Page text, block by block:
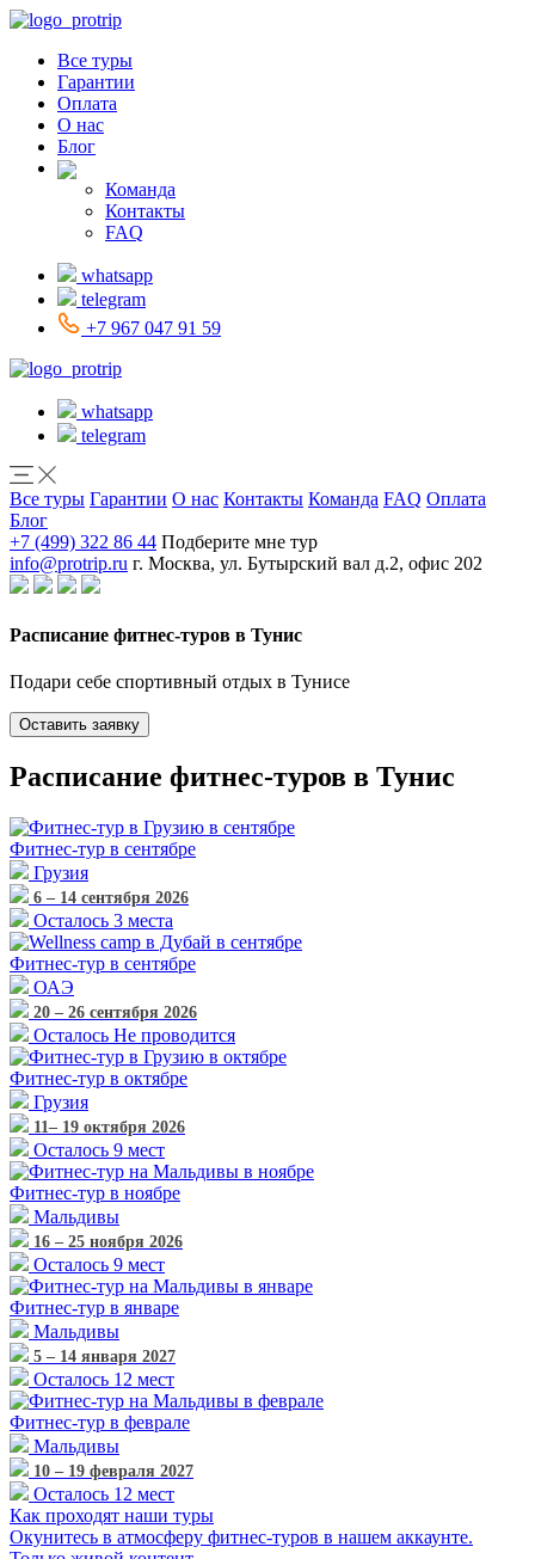
Все туры
Гарантии
Оплата
О нас
Блог
Команда
Контакты
FAQ
whatsapp
telegram
+7 967 047 91 59
whatsapp
telegram
Все туры Гарантии О нас Контакты Команда FAQ Оплата
Блог
+7 (499) 322 86 44 Подберите мне тур
info@protrip.ru г. Москва, ул. Бутырский вал д.2, офис 202
Расписание фитнес-туров в Тунис
Подари себе спортивный отдых в Тунисе
Оставить заявку
Расписание фитнес-туров в Тунис
Фитнес-тур в сентябре
Грузия
6 – 14 сентября 2026
Осталось 3 места
Фитнес-тур в сентябре
ОАЭ
20 – 26 сентября 2026
Осталось Не проводится
Фитнес-тур в октябре
Грузия
11– 19 октября 2026
Осталось 9 мест
Фитнес-тур в ноябре
Мальдивы
16 – 25 ноября 2026
Осталось 9 мест
Фитнес-тур в январе
Мальдивы
5 – 14 января 2027
Осталось 12 мест
Фитнес-тур в феврале
Мальдивы
10 – 19 февраля 2027
Осталось 12 мест
Как проходят наши туры
Окунитесь в атмосферу фитнес-туров в нашем аккаунте.